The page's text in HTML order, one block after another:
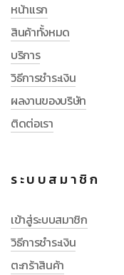
หน้าแรก
สินค้าทั้งหมด
บริการ
วิธีการชำระเงิน
ผลงานของบริษัท
ติดต่อเรา
ระบบสมาชิก
เข้าสู่ระบบสมาชิก
วิธีการชำระเงิน
ตะกร้าสินค้า